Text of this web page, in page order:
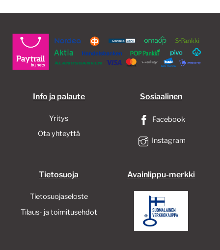
Info ja palaute
Yritys
Ota yhteyttä
Sosiaalinen
Facebook
Instagram
Tietosuoja
Tietosuojaseloste
Tilaus- ja toimitusehdot
Avainlippu-merkki